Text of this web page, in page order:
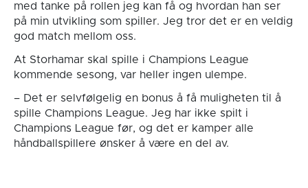
med tanke på rollen jeg kan få og hvordan han ser
på min utvikling som spiller. Jeg tror det er en veldig
god match mellom oss.
At Storhamar skal spille i Champions League
kommende sesong, var heller ingen ulempe.
– Det er selvfølgelig en bonus å få muligheten til å
spille Champions League. Jeg har ikke spilt i
Champions League før, og det er kamper alle
håndballspillere ønsker å være en del av.